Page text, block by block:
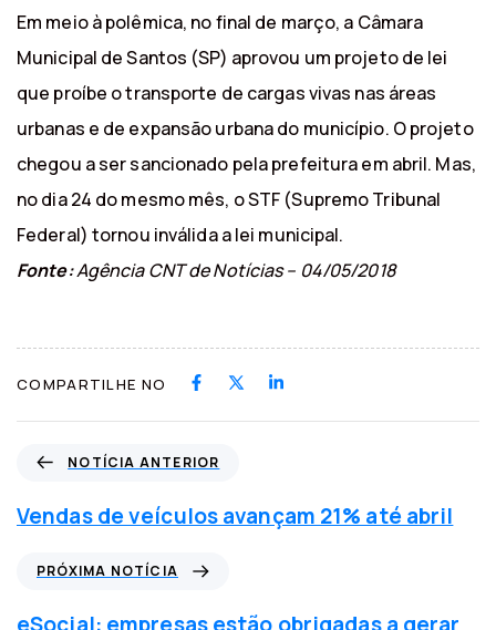
Em meio à polêmica, no final de março, a Câmara
Municipal de Santos (SP) aprovou um projeto de lei
que proíbe o transporte de cargas vivas nas áreas
urbanas e de expansão urbana do município. O projeto
chegou a ser sancionado pela prefeitura em abril. Mas,
no dia 24 do mesmo mês, o STF (Supremo Tribunal
Federal) tornou inválida a lei municipal.
Fonte:Agência CNT de Notícias – 04/05/2018
COMPARTILHE NO
t
í
NOTÍCIA ANTERIOR
Vendas de veículos avançam 21% até abril
ó
PRÓXIMA NOTÍCIA